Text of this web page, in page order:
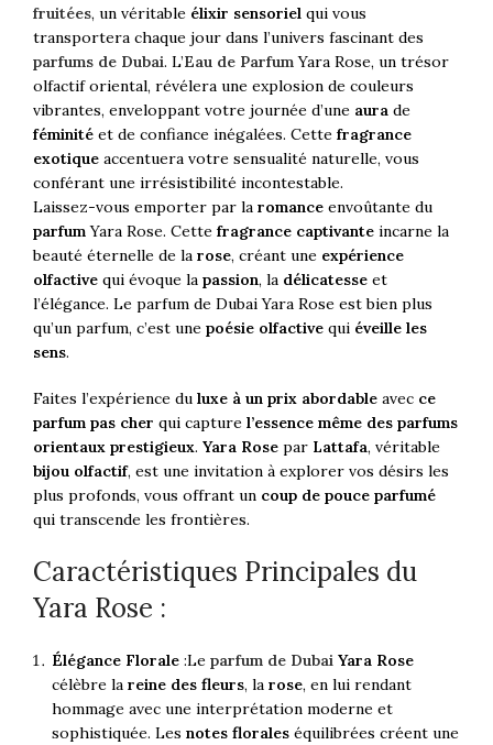
fruitées, un véritable élixir sensoriel qui vous
transportera chaque jour dans l’univers fascinant des
parfums de Dubai. L’Eau de ParfumYara Rose, un trésor
olfactif oriental, révélera une explosion de couleurs
vibrantes, enveloppant votre journée d’une aura de
féminité et de confiance inégalées. Cette fragrance
exotique accentuera votre sensualité naturelle, vous
conférant une irrésistibilité incontestable.
Laissez-vous emporter par la romance envoûtante du
parfumYara Rose. Cette fragrance captivante incarne la
beauté éternelle de la rose, créant une expérience
olfactive qui évoque la passion, la délicatesse et
l’élégance. Le parfum de Dubai Yara Rose est bien plus
qu’un parfum, c’est une poésie olfactive qui éveille les
sens.
Faites l’expérience du luxe à un prix abordable avec ce
parfum pas cher qui capture l’essence même des parfums
orientaux prestigieux. Yara Rose par Lattafa, véritable
bijou olfactif, est une invitation à explorer vos désirs les
plus profonds, vous offrant un coup de pouce parfumé
qui transcende les frontières.
Caractéristiques Principales du
Yara Rose :
Élégance Florale :Le parfum de Dubai Yara Rose
célèbre la reine des fleurs, la rose, en lui rendant
hommage avec une interprétation moderne et
sophistiquée. Les notes florales équilibrées créent une